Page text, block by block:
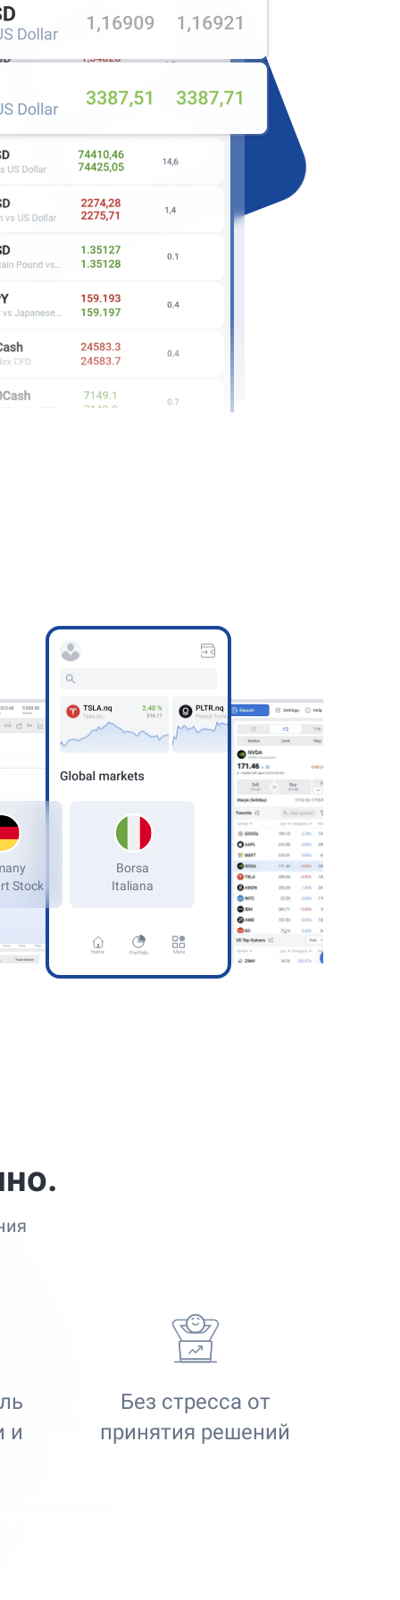
Home Portfolio More
Stock
Все доступные платформы
и
Без стресса от
принятия решений